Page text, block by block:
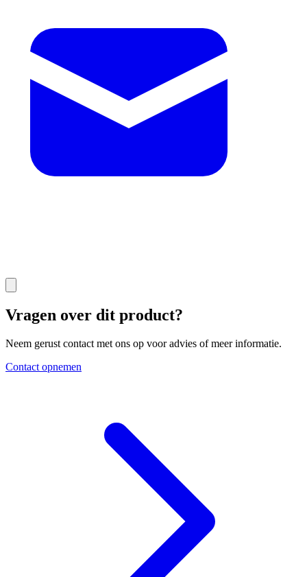
Vragen over dit product?
Neem gerust contact met ons op voor advies of meer informatie.
Contact opnemen